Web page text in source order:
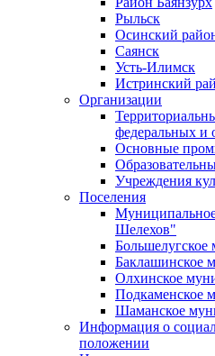
Рыльск
Осинский
Саянск
Усть-Илимск
Истринский
Организации
федеральных и
Основные
Учреждения
Поселения
Шелехов"
Большелугское
Баклашинское
Олхинское
Подкаменское
Шаманское
Информация о
положении